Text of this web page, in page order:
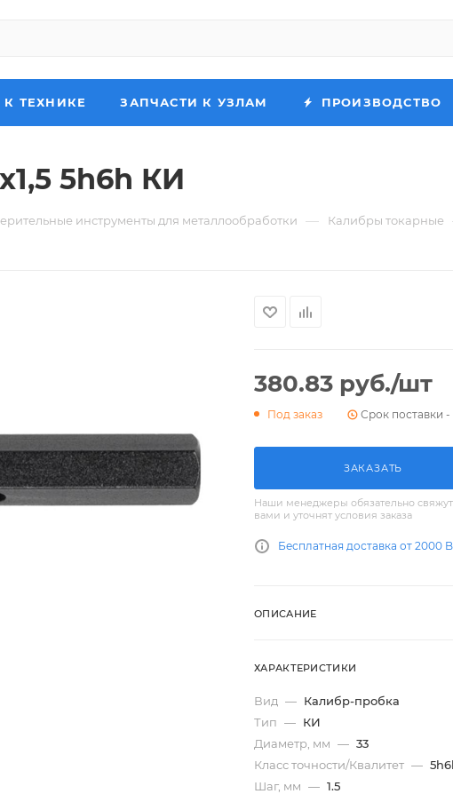
ТЕХНИКЕ ЗАПЧАСТИ К УЗЛАМ ПРОИЗВОДСТВО
5h6h КИ
инструменты для металлообработки — Калибры токарные
380.83 руб./шт
Под заказ Срок поставки -
ЗАКАЗАТЬ
Наши менеджеры обязательно
вами и уточнят условия заказа
Бесплатная доставка от 2000
ОПИСАНИЕ
ХАРАКТЕРИСТИКИ
Вид — Калибр-пробка
Тип — КИ
Диаметр, мм — 33
Класс точности/Квалитет —
Шаг, мм — 1.5